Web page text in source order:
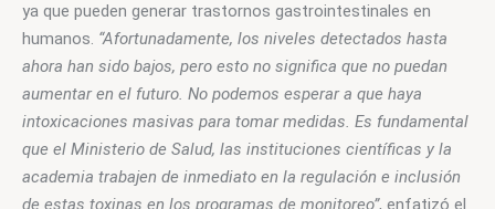
ya que pueden generar trastornos gastrointestinales en
humanos. “Afortunadamente, los niveles detectados hasta
ahora han sido bajos, pero esto no significa que no puedan
aumentar en el futuro. No podemos esperar a que haya
intoxicaciones masivas para tomar medidas. Es fundamental
que el Ministerio de Salud, las instituciones científicas y la
academia trabajen de inmediato en la regulación e inclusión
de estas toxinas en los programas de monitoreo”, enfatizó el